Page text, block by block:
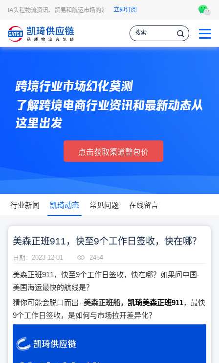
头程物流资讯、贸易和航运市场的趋势和最新事件，让您掌握各种情报，作出更
立即订阅
跨境行业市场幻化莫测
了解跨境电商行业资讯和最新动态从
这里出发
点击获取渠道整包价
行业新闻 凯琦动态 常见问题 在线留言
美森正班911，快至9个工作日签收，快在哪？
日期：2023-12-01 2454
美森正班911，快至9个工作日签收，快在哪？如果问中国-
美国海运最快的航线是？
猜你可能会脱口而出--美森正班船， 凯琦美森正班911，最快
9个工作日签收，是如何与市场拉开差异化？